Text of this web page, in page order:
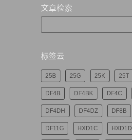
文章检索
标签云
25B 25G 25K 25T
DF4B DF4BK DF4C
DF4DH DF4DZ DF8B
DF11G HXD1C HXD1D